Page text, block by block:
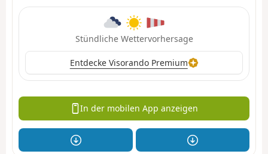
Stündliche Wettervorhersage
Entdecke Visorando Premium
In der mobilen App anzeigen